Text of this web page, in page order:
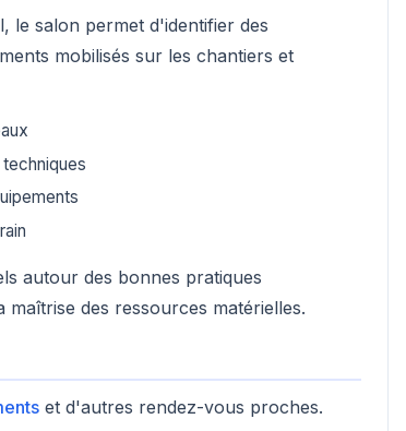
le salon permet d'identifier des
mobilisés sur les chantiers et
autour des bonnes pratiques
des ressources matérielles.
et d'autres rendez-vous proches.